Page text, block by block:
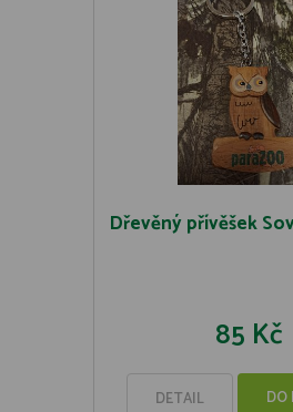
Dřevěný přívěšek
85 Kč
DETAIL DO